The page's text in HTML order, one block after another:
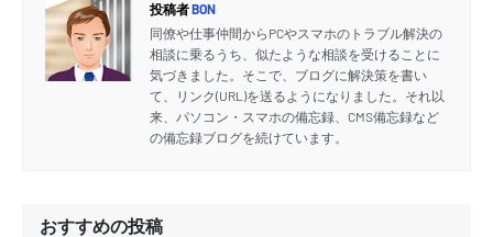
投稿者BON
同僚や仕事仲間からPCやスマホのトラブル解決の
相談に乗るうち、似たような相談を受けることに
気づきました。そこで、ブログに解決策を書い
て、リンク(URL)を送るようになりました。それ以
来、パソコン・スマホの備忘録、CMS備忘録など
の備忘録ブログを続けています。
おすすめの投稿